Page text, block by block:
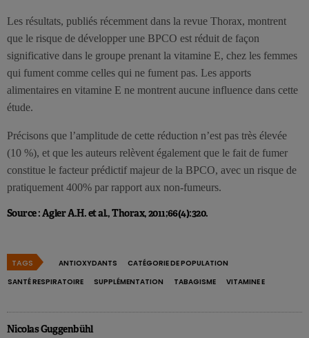
Les résultats, publiés récemment dans la revue Thorax, montrent
que le risque de développer une BPCO est réduit de façon
significative dans le groupe prenant la vitamine E, chez les femmes
qui fument comme celles qui ne fument pas. Les apports
alimentaires en vitamine E ne montrent aucune influence dans cette
étude.
Précisons que l’amplitude de cette réduction n’est pas très élevée
(10 %), et que les auteurs relèvent également que le fait de fumer
constitue le facteur prédictif majeur de la BPCO, avec un risque de
pratiquement 400% par rapport aux non-fumeurs.
Source : Agler A.H. et al., Thorax, 2011;66(4):320.
TAGS ANTIOXYDANTS
CATÉGORIE DE POPULATION
SANTÉ RESPIRATOIRE
SUPPLÉMENTATION TABAGISME VITAMINE E
Nicolas Guggenbühl